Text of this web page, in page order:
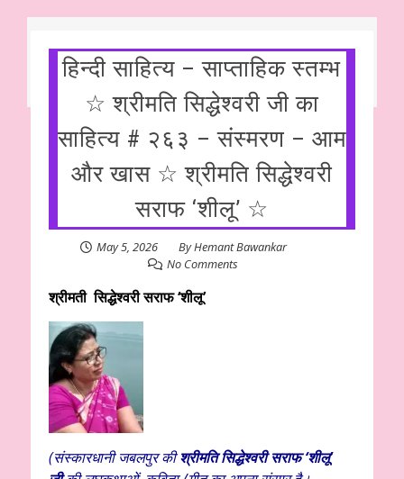
हिन्दी साहित्य – साप्ताहिक स्तम्भ
☆ श्रीमति सिद्धेश्वरी जी का
साहित्य # २६३ – संस्मरण – आम
और खास ☆ श्रीमति सिद्धेश्वरी
सराफ ‘शीलू’ ☆
May 5, 2026 ByHemant Bawankar
No Comments
श्रीमती सिद्धेश्वरी सराफ ‘शीलू’
(संस्कारधानी जबलपुर कीश्रीमति सिद्धेश्वरी सराफ ‘शीलू’